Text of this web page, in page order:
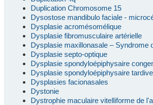
Duplication Chromosome 15
Dysostose mandibulo faciale -
Dysplasie acromésomélique
Dysplasie fibromusculaire artérielle
Dysplasie maxillonasale – Syndrome
Dysplasie septo-optique
Dysplasie spondyloépiphysaire
Dysplasie spondyloépiphysaire tardive
Dysplasies facionasales
Dystonie
Dystrophie maculaire vitelliforme de